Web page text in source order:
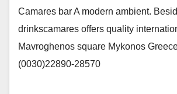
Camares bar A modern ambient.
drinkscamares offers quality
Mavroghenos square Mykonos
(0030)22890-28570